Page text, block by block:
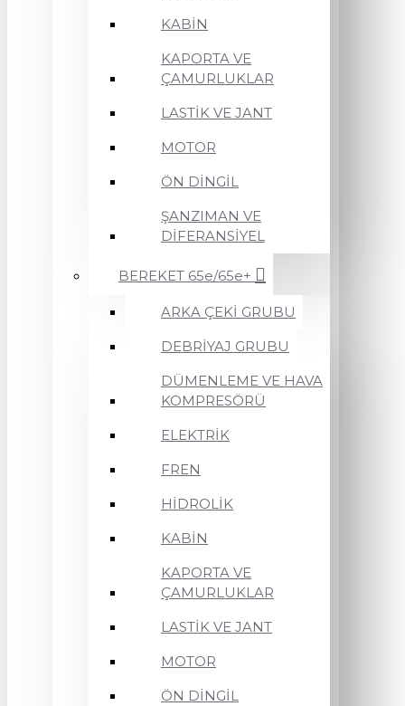
KABİN
KAPORTA VE
ÇAMURLUKLAR
LASTİK VE JANT
MOTOR
ÖN DİNGİL
ŞANZIMAN VE
DİFERANSİYEL
BEREKET 65e/65e+
ARKA ÇEKİ GRUBU
DEBRİYAJ GRUBU
DÜMENLEME VE HAVA
KOMPRESÖRÜ
ELEKTRİK
FREN
HİDROLİK
KABİN
KAPORTA VE
ÇAMURLUKLAR
LASTİK VE JANT
MOTOR
ÖN DİNGİL